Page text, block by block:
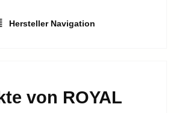
Hersteller Navigation
von ROYAL